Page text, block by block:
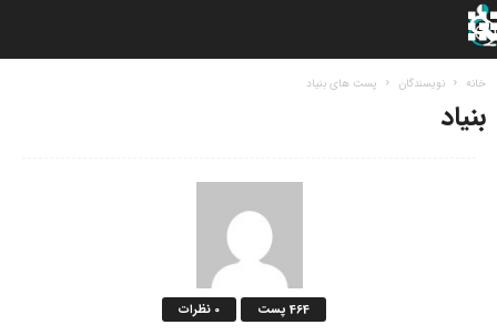
خانه نویسندگان پست های بنیاد
بنیاد
464 پست 0 نظرات